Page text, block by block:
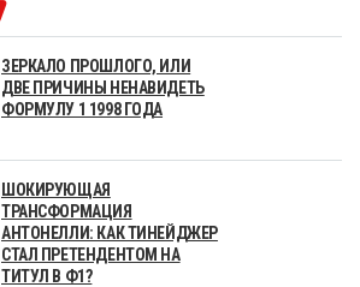
ЗЕРКАЛО ПРОШЛОГО, ИЛИ
ДВЕ ПРИЧИНЫ НЕНАВИДЕТЬ
ФОРМУЛУ 1 1998 ГОДА
ШОКИРУЮЩАЯ
ТРАНСФОРМАЦИЯ
АНТОНЕЛЛИ: КАК ТИНЕЙДЖЕР
СТАЛ ПРЕТЕНДЕНТОМ НА
ТИТУЛ В Ф1?